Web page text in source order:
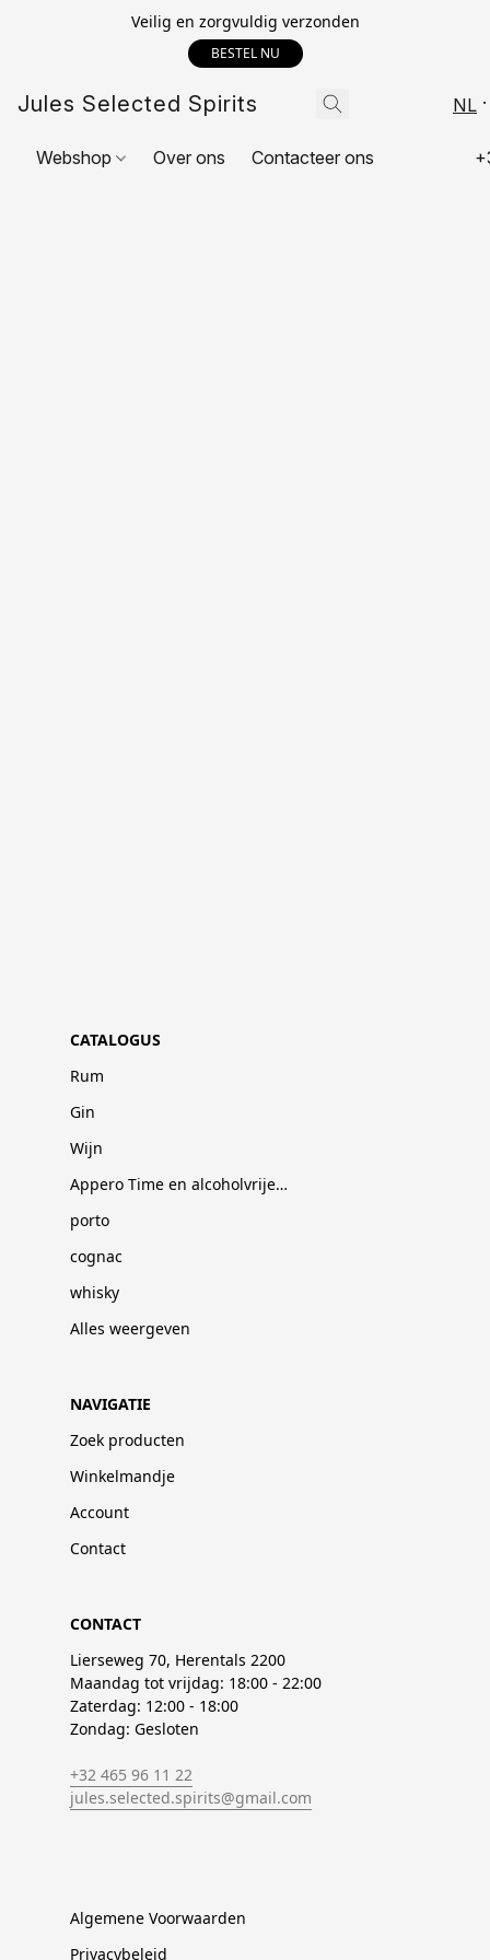
Veilig en zorgvuldig verzonden
BESTEL NU
Jules Selected Spirits NL
Webshop Over ons Contacteer ons
CATALOGUS
Rum
Gin
Wijn
Appero Time en alcoholvrije dranken
porto
cognac
whisky
Alles weergeven
NAVIGATIE
Zoek producten
Winkelmandje
Account
Contact
CONTACT
Lierseweg 70, Herentals 2200
Maandag tot vrijdag: 18:00 - 22:00
Zaterdag: 12:00 - 18:00
Zondag: Gesloten
+32 465 96 11 22
jules.selected.spirits@gmail.com
Algemene Voorwaarden
Privacybeleid